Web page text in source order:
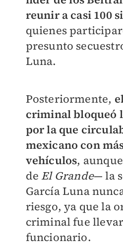
reunir a casi 100
quienes
presunto
Luna.
Posteriormente,
criminal bloqueó
por la que
mexicano con
vehículos,
de El Grande— la
García Luna
riesgo, ya que la
criminal fue
funcionario.